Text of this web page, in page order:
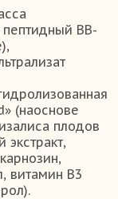
пептидный BB-
(наоснове
плодов
экстракт,
витамин В3